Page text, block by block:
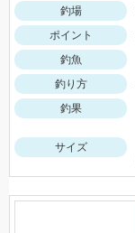
釣場
ポイント
釣魚
釣り方
釣果
サイズ